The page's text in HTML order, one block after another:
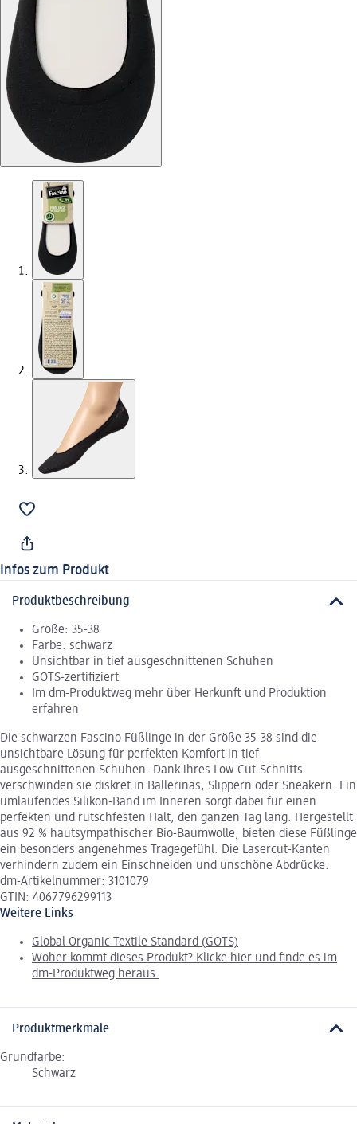
Infos zum Produkt
Produktbeschreibung
Größe: 35-38
Farbe: schwarz
Unsichtbar in tief ausgeschnittenen Schuhen
GOTS-zertifiziert
Im dm-Produktweg mehr über Herkunft und Produktion
erfahren
Die schwarzen Fascino Füßlinge in der Größe 35-38 sind die
unsichtbare Lösung für perfekten Komfort in tief
ausgeschnittenen Schuhen. Dank ihres Low-Cut-Schnitts
verschwinden sie diskret in Ballerinas, Slippern oder Sneakern. Ein
umlaufendes Silikon-Band im Inneren sorgt dabei für einen
perfekten und rutschfesten Halt, den ganzen Tag lang. Hergestellt
aus 92 % hautsympathischer Bio-Baumwolle, bieten diese Füßlinge
ein besonders angenehmes Tragegefühl. Die Lasercut-Kanten
verhindern zudem ein Einschneiden und unschöne Abdrücke.
dm-Artikelnummer: 3101079
GTIN: 4067796299113
Weitere Links
Global Organic Textile Standard (GOTS)
Woher kommt dieses Produkt? Klicke hier und finde es im
dm-Produktweg heraus.
Produktmerkmale
Grundfarbe:
Schwarz